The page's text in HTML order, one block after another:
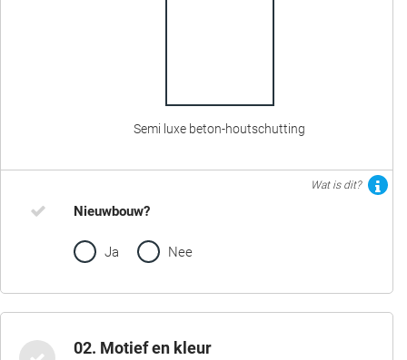
Semi luxe beton-houtschutting
Wat is dit?
Nieuwbouw?
Ja Nee
02. Motief en kleur